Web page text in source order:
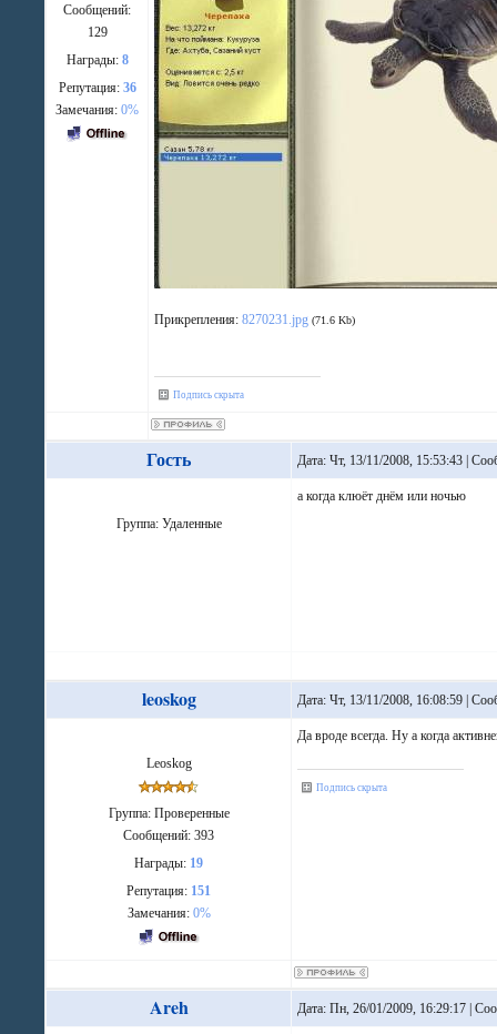
Сообщений:
129
Награды: 8
Репутация: 36
Замечания:0%
Прикрепления:8270231.jpg (71.6 Kb)
Подпись скрыта
Гость Дата: Чт, 13/11/2008, 15:53:43 |
Группа: Удаленные
а когда клюёт днём или ночью
leoskog Дата: Чт, 13/11/2008, 16:08:59 |
Leoskog
Группа: Проверенные
Сообщений:393
Награды: 19
Репутация: 151
Замечания: 0%
Да вроде всегда. Ну а когда
Подпись скрыта
Areh Дата: Пн, 26/01/2009, 16:29:17 |